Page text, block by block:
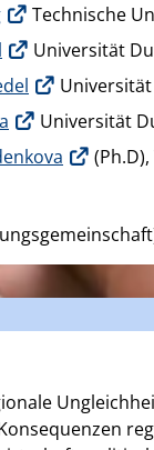
Technische
Universität
Universität